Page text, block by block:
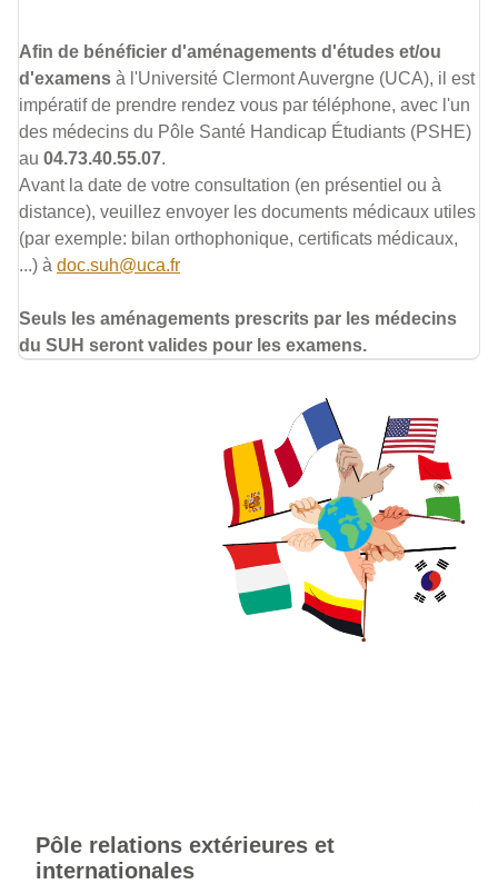
Afin de bénéficier d'aménagements d'études et/ou
d'examens à l'Université Clermont Auvergne (UCA), il est
impératif de prendre rendez vous par téléphone, avec l'un
des médecins du Pôle Santé Handicap Étudiants (PSHE)
au 04.73.40.55.07.
Avant la date de votre consultation (en présentiel ou à
distance), veuillez envoyer les documents médicaux utiles
(par exemple: bilan orthophonique, certificats médicaux,
...) à doc.suh@uca.fr
Seuls les aménagements prescrits par les médecins
du SUH seront valides pour les examens.
Pôle relations extérieures et
internationales